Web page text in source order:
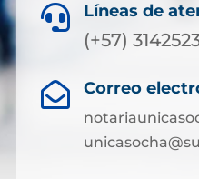
 Líneas de
(+57)
 Correo